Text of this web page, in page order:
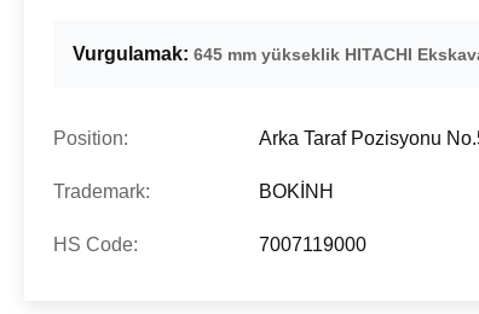
Vurgulamak: 645 mm yükseklik HITACHI
Position: Arka Taraf Pozisyonu
Trademark: BOKİNH
HS Code: 7007119000